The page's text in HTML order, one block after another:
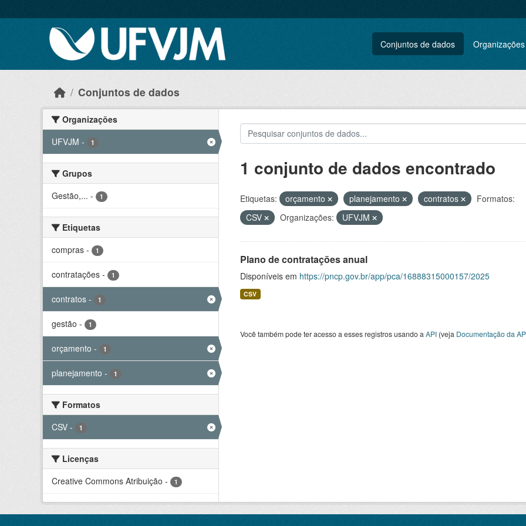
Conjuntos de dados Organizações
Conjuntos de dados
Organizações
UFVJM - 1
Grupos
Gestão,... - 1
Etiquetas
compras - 1
contratações - 1
contratos - 1
gestão - 1
orçamento - 1
planejamento - 1
Formatos
CSV - 1
Licenças
Creative Commons Atribuição - 1
1 conjunto de dados encontrado
Etiquetas: orçamento planejamento contratos
Formatos:
CSV
Organizações: UFVJM
Plano de contratações anual
Disponíveis em https://pncp.gov.br/app/pca/16888315000157/2025
CSV
Você também pode ter acesso a esses registros usando a API(veja Documentação da